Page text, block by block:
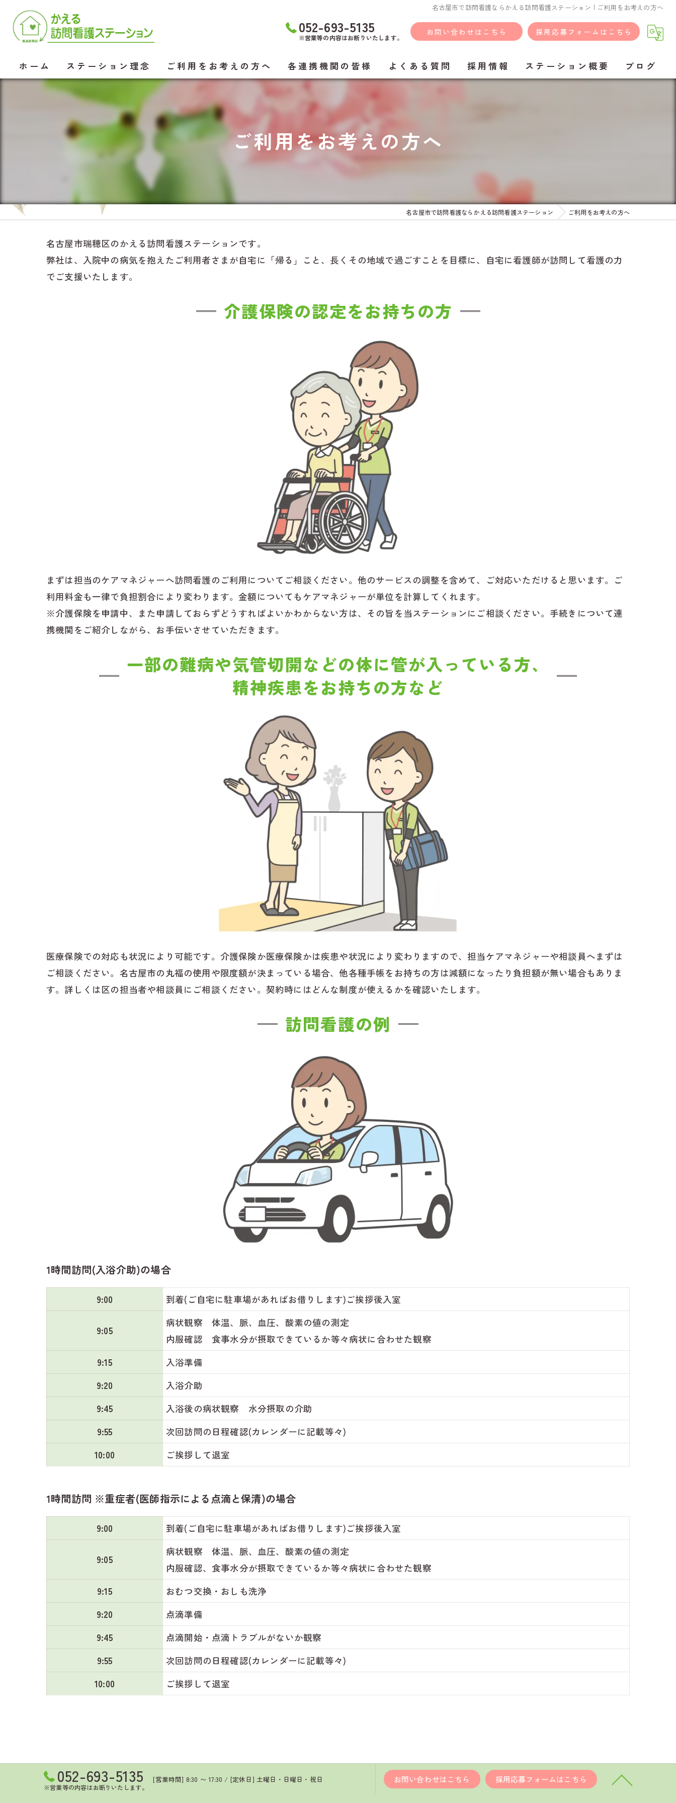
名古屋市で訪問看護ならかえる訪問看護ステーション | ご利用をお考えの方へ
052-693-5135
※営業等の内容はお断りいたします。
お問い合わせはこちら 採用応募フォームはこちら
ホーム ステーション理念 ご利用をお考えの方へ 各連携機関の皆様 よくある質問 採用情報 ステーション概要 ブログ
ご利用をお考えの方へ
名古屋市で訪問看護ならかえる訪問看護ステーション ご利用をお考えの方へ
名古屋市瑞穂区のかえる訪問看護ステーションです。
弊社は、入院中の病気を抱えたご利用者さまが自宅に「帰る」こと、長くその地域で過ごすことを目標に、自宅に看護師が訪問して看護の力
でご支援いたします。
介護保険の認定をお持ちの方
まずは担当のケアマネジャーへ訪問看護のご利用についてご相談ください。他のサービスの調整を含めて、ご対応いただけると思います。ご
利用料金も一律で負担割合により変わります。金額についてもケアマネジャーが単位を計算してくれます。
※介護保険を申請中、また申請しておらずどうすればよいかわからない方は、その旨を当ステーションにご相談ください。手続きについて連
携機関をご紹介しながら、お手伝いさせていただきます。
一部の難病や気管切開などの体に管が入っている方、
精神疾患をお持ちの方など
医療保険での対応も状況により可能です。介護保険か医療保険かは疾患や状況により変わりますので、担当ケアマネジャーや相談員へまずは
ご相談ください。名古屋市の丸福の使用や限度額が決まっている場合、他各種手帳をお持ちの方は減額になったり負担額が無い場合もありま
す。詳しくは区の担当者や相談員にご相談ください。契約時にはどんな制度が使えるかを確認いたします。
訪問看護の例
1時間訪問(入浴介助)の場合
9:00 到着(ご自宅に駐車場があればお借りします)ご挨拶後入室
9:05
病状観察 体温、脈、血圧、酸素の値の測定
内服確認 食事水分が摂取できているか等々病状に合わせた観察
9:15
入浴準備
9:20
入浴介助
9:45
入浴後の病状観察 水分摂取の介助
9:55
次回訪問の日程確認(カレンダーに記載等々)
10:00
ご挨拶して退室
1時間訪問 ※重症者(医師指示による点滴と保清)の場合
9:00 到着(ご自宅に駐車場があればお借りします)ご挨拶後入室
9:05
病状観察 体温、脈、血圧、酸素の値の測定
内服確認、食事水分が摂取できているか等々病状に合わせた観察
9:15
おむつ交換・おしも洗浄
9:20
点滴準備
9:45
点滴開始・点滴トラブルがないか観察
9:55
次回訪問の日程確認(カレンダーに記載等々)
10:00
ご挨拶して退室
052-693-5135
※営業等の内容はお断りいたします。
[営業時間] 8:30 〜 17:30 / [定休日] 土曜日・日曜日・祝日 お問い合わせはこちら 採用応募フォームはこちら